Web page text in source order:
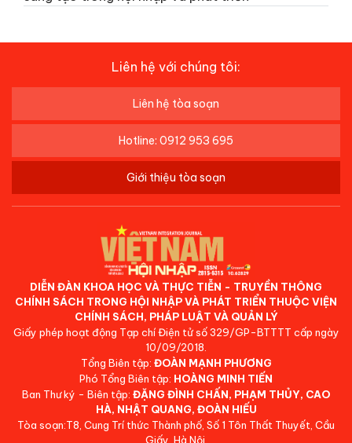
Liên hệ với chúng tôi:
Liên hệ tòa soạn
Hotline: 0912 953 695
Giới thiệu tòa soạn
DIỄN ĐÀN KHOA HỌC VÀ THỰC TIỄN - TRUYỀN THÔNG
CHÍNH SÁCH TRONG HỘI NHẬP VÀ PHÁT TRIỂN THUỘC VIỆN
CHÍNH SÁCH, PHÁP LUẬT VÀ QUẢN LÝ
Giấy phép hoạt động Tạp chí Điện tử số 329/GP-BTTTT cấp ngày
10/09/2018.
Tổng Biên tập: ĐOÀN MẠNH PHƯƠNG
Phó Tổng Biên tập: HOÀNG MINH TIẾN
Ban Thư ký - Biên tập: ĐẶNG ĐÌNH CHẤN, PHẠM THỦY, CAO
HÀ, NHẬT QUANG, ĐOÀN HIẾU
Tòa soạn:T8, Cung Trí thức Thành phố, Số 1 Tôn Thất Thuyết, Cầu
Giấy, Hà Nội.